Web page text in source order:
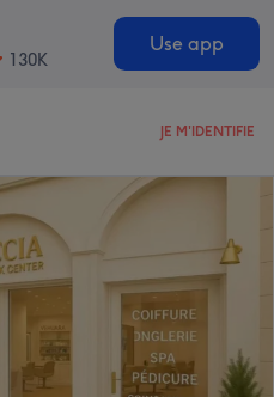
130K
Use app
JE M'IDENTIFIE